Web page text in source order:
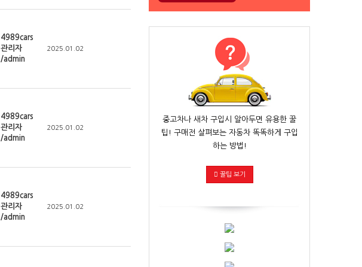
4989cars
관리자
/admin
2025.01.02
4989cars
관리자
/admin
2025.01.02
4989cars
관리자
/admin
2025.01.02
중고차나 새차 구입시 알아두면 유용한 꿀
팁! 구매전 살펴보는 자동차 똑똑하게 구입
하는 방법!
꿀팁 보기